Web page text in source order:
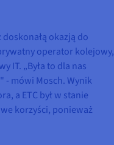
okazją do
operator kolejowy,
IT. „Była to dla nas
- mówi Mosch. Wynik
a ETC był w stanie
korzyści, ponieważ